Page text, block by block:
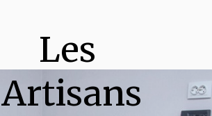
Les
Artisans